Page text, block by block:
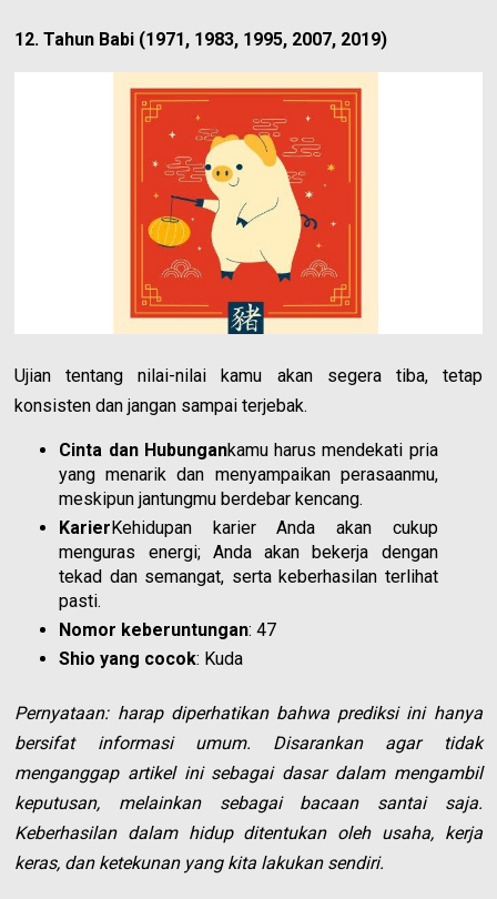
12. Tahun Babi (1971, 1983, 1995, 2007, 2019)
Ujian tentang nilai-nilai kamu akan segera tiba, tetap
konsisten dan jangan sampai terjebak.
Cinta dan Hubungankamu harus mendekati pria
yang menarik dan menyampaikan perasaanmu,
meskipun jantungmu berdebar kencang.
Karier Kehidupan karier Anda akan cukup
menguras energi; Anda akan bekerja dengan
tekad dan semangat, serta keberhasilan terlihat
pasti.
Nomor keberuntungan: 47
Shio yang cocok: Kuda
Pernyataan: harap diperhatikan bahwa prediksi ini hanya
bersifat informasi umum. Disarankan agar tidak
menganggap artikel ini sebagai dasar dalam mengambil
keputusan, melainkan sebagai bacaan santai saja.
Keberhasilan dalam hidup ditentukan oleh usaha, kerja
keras, dan ketekunan yang kita lakukan sendiri.